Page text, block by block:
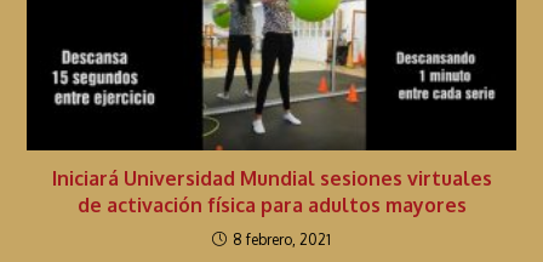
Iniciará Universidad Mundial sesiones virtuales
de activación física para adultos mayores
8 febrero, 2021